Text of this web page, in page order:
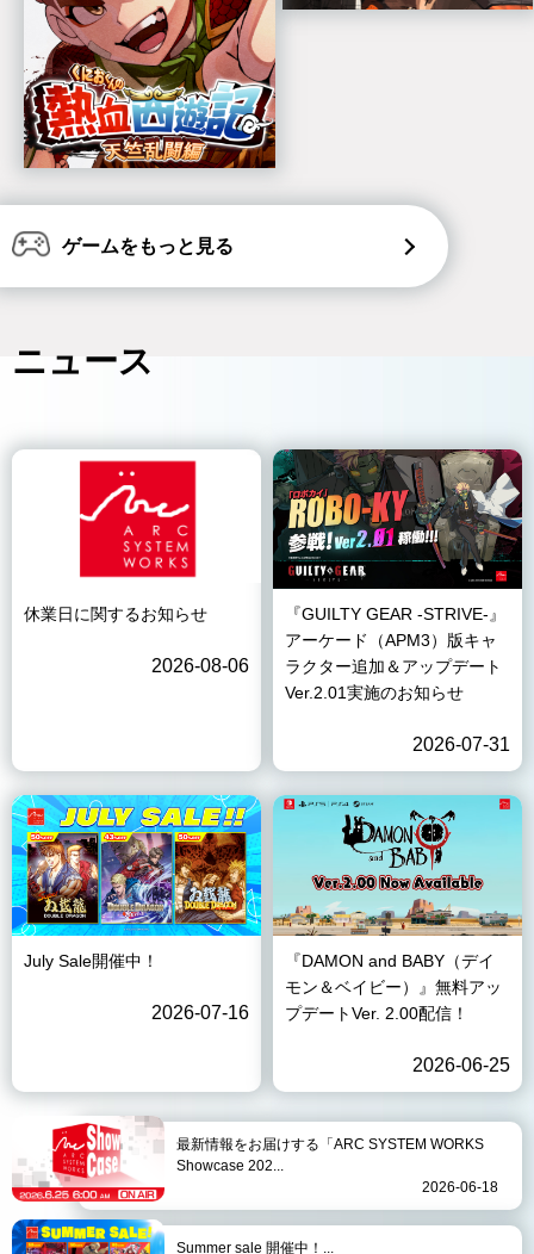
ゲームをもっと見る
ニュース
休業日に関するお知らせ
2026-08-06
『GUILTY GEAR -STRIVE-』
アーケード（APM3）版キャ
ラクター追加＆アップデート
Ver.2.01実施のお知らせ
2026-07-31
July Sale開催中！
2026-07-16
『DAMON and BABY（デイ
モン＆ベイビー）』無料アッ
プデートVer. 2.00配信！
2026-06-25
最新情報をお届けする「ARC SYSTEM WORKS
Showcase 202...
2026-06-18
Summer sale 開催中！...